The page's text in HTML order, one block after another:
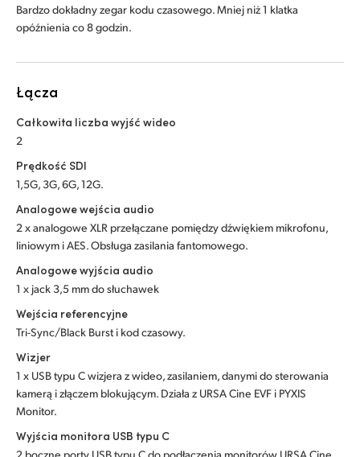
Bardzo dokładny zegar kodu czasowego. Mniej niż 1 klatka
opóźnienia co 8 godzin.
Łącza
Całkowita liczba wyjść wideo
2
Prędkość SDI
1,5G, 3G, 6G, 12G.
Analogowe wejścia audio
2 x analogowe XLR przełączane pomiędzy dźwiękiem mikrofonu,
liniowym i AES. Obsługa zasilania fantomowego.
Analogowe wyjścia audio
1 x jack 3,5 mm do słuchawek
Wejścia referencyjne
Tri-Sync/Black Burst i kod czasowy.
Wizjer
1 x USB typu C wizjera z wideo, zasilaniem, danymi do sterowania
kamerą i złączem blokującym. Działa z URSA Cine EVF i PYXIS
Monitor.
Wyjścia monitora USB typu C